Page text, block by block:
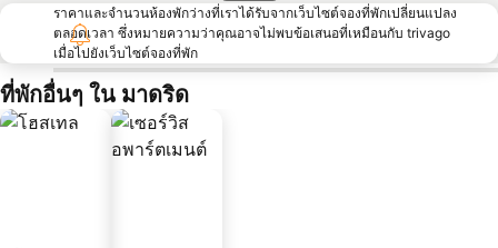
ราคาและจำนวนห้องพักว่างที่เราได้รับจากเว็บไซต์จองที่พักเปลี่ยนแปลง
ตลอดเวลา ซึ่งหมายความว่าคุณอาจไม่พบข้อเสนอที่เหมือนกับ trivago
เมื่อไปยังเว็บไซต์จองที่พัก
ที่พักอื่นๆ ใน มาดริด